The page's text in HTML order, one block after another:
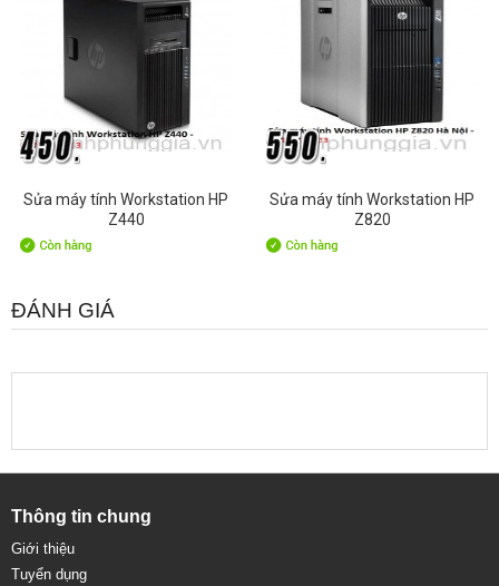
Sửa máy tính Workstation HP
Z440
Sửa máy tính Workstation HP
Z820
ĐÁNH GIÁ
Thông tin chung
Giới thiệu
Tuyển dụng